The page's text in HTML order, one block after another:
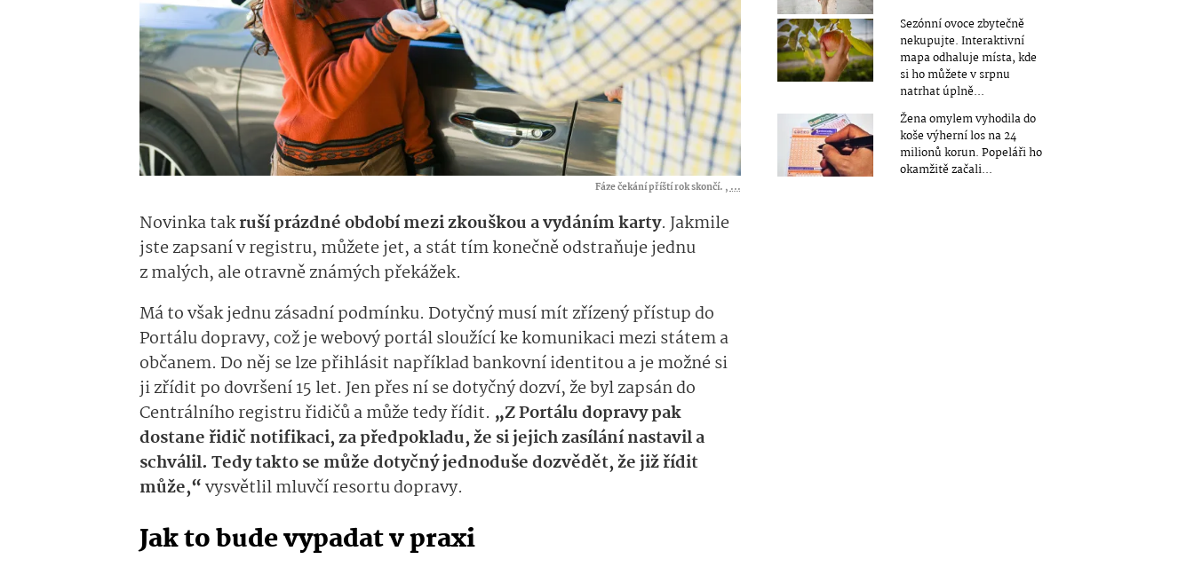
Fáze čekání příští rok skončí. ,...
Novinka takruší prázdné období mezi zkouškou a vydáním karty. Jakmile
jste zapsaní v registru, můžete jet, a stát tím konečně odstraňuje jednu
z malých, ale otravně známých překážek.
Má to však jednu zásadní podmínku. Dotyčný musí mít zřízený přístup do
Portálu dopravy, což je webový portál sloužící ke komunikaci mezi státem a
občanem. Do něj se lze přihlásit například bankovní identitou a je možné si
ji zřídit po dovršení 15 let. Jen přes ní se dotyčný dozví, že byl zapsán do
Centrálního registru řidičů a může tedy řídit. „Z Portálu dopravy pak
dostane řidič notifikaci, za předpokladu, že si jejich zasílání nastavil a
schválil. Tedy takto se může dotyčný jednoduše dozvědět, že již řídit
může,“vysvětlil mluvčí resortu dopravy.
Jak to bude vypadat v praxi
Sezónní ovoce zbytečně
nekupujte. Interaktivní
mapa odhaluje místa, kde
si ho můžete v srpnu
natrhat úplně...
Žena omylem vyhodila do
koše výherní los na 24
milionů korun. Popeláři ho
okamžitě začali...